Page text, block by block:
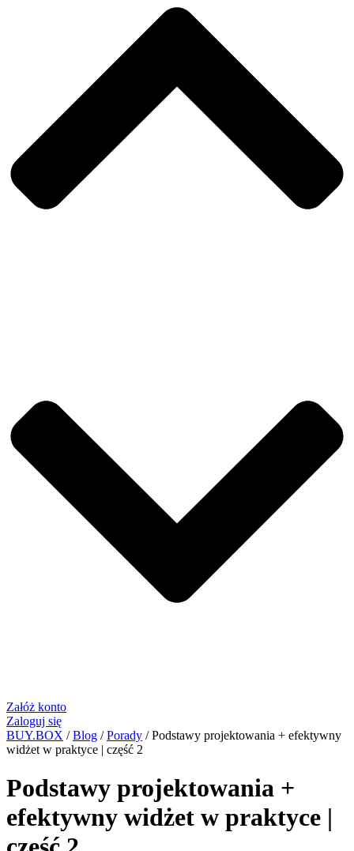
Załóż konto
Zaloguj się
BUY.BOX / Blog / Porady / Podstawy projektowania + efektywny
widżet w praktyce | część 2
Podstawy projektowania +
efektywny widżet w praktyce |